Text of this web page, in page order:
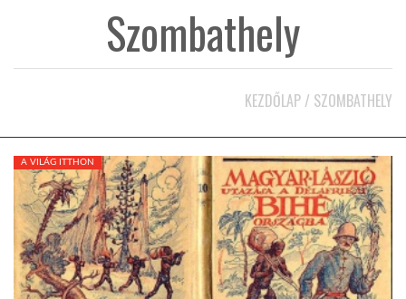
HÍR3D
TROPICALMAGAZIN
GLOBOTV
Szombathely
KEZDŐLAP / SZOMBATHELY
A VILÁG ITTHON